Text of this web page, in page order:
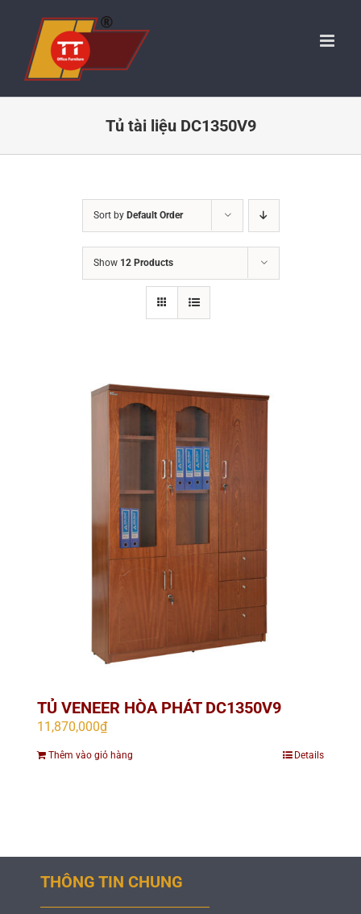
content
Tủ tài liệu DC1350V9
Sort by Default Order
Show 12 Products
TỦ VENEER HÒA PHÁT DC1350V9
11,870,000₫
Thêm vào giỏ hàng Details
THÔNG TIN CHUNG